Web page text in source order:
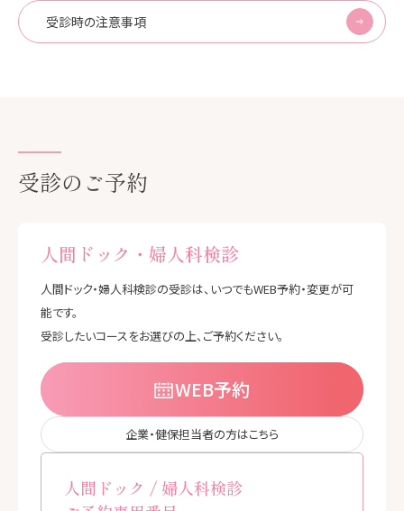
受診時の注意事項
受診のご予約
人間ドック・婦人科検診
人間ドック・婦人科検診の受診は、いつでもWEB予約・変更が可
能です。
受診したいコースをお選びの上、ご予約ください。
WEB予約
企業・健保担当者の方はこちら
人間ドック / 婦人科検診